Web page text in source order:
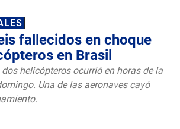
fallecidos en choque
en Brasil
helicópteros ocurrió en horas de la
Una de las aeronaves cayó